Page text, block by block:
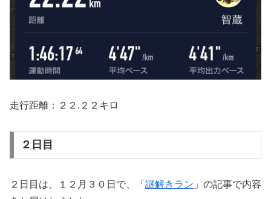
走行距離：２２.２２キロ
２日目
２日目は、１２月３０日で、「 謎解きラン 」の記事で内容